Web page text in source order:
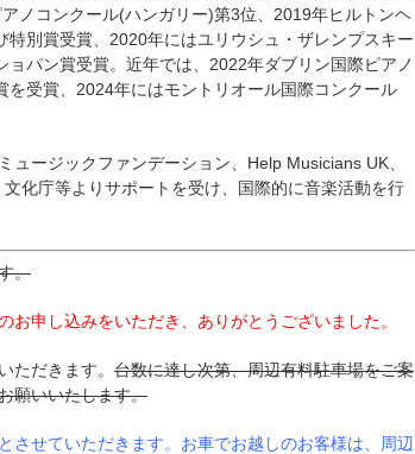
ノコンクール(ハンガリー)第3位、2019年ヒルトンヘ
別賞受賞、2020年にはユリウシュ・ザレンプスキー
パン賞受賞。近年では、2022年ダブリン国際ピアノ
受賞、2024年にはモントリオール国際コンクール
ージックファンデーション、Help Musicians UK、
化庁等よりサポートを受け、国際的に音楽活動を行
。
申し込みをいただき、ありがとうございました。
ただきます。 台数に達し次第、周辺有料駐車場をご案
願いいたします。
せていただきます。お車でお越しのお客様は、周辺